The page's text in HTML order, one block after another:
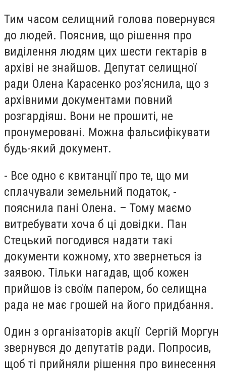
Тим часом селищний голова повернувся
до людей. Пояснив, що рішення про
виділення людям цих шести гектарів в
архіві не знайшов. Депутат селищної
ради Олена Карасенко роз’яснила, що з
архівними документами повний
розгардіяш. Вони не прошиті, не
пронумеровані. Можна фальсифікувати
будь-який документ.
- Все одно є квитанції про те, що ми
сплачували земельний податок, -
пояснила пані Олена. – Тому маємо
витребувати хоча б ці довідки. Пан
Стецький погодився надати такі
документи кожному, хто звернеться із
заявою. Тільки нагадав, щоб кожен
прийшов із своїм папером, бо селищна
рада не має грошей на його придбання.
Один з організаторів акції Сергій Моргун
звернувся до депутатів ради. Попросив,
щоб ті прийняли рішення про винесення